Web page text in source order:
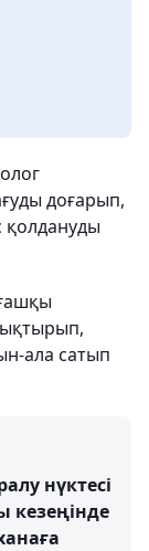
доғарып,
ала сатып
нүктесі
кезеңінде